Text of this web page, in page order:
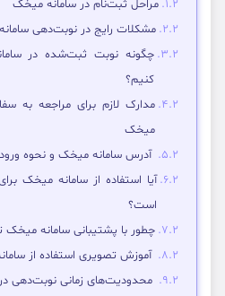
مراحل ثبت‌نام در سامانه میخک
مشکلات رایج در نوبت‌دهی
چگونه نوبت ثبت‌شده در
کنیم؟
مدارک لازم برای مراجعه به
میخک
آدرس سامانه میخک و نحوه
آیا استفاده از سامانه میخک
است؟
چطور با پشتیبانی سامانه
آموزش تصویری استفاده از
محدودیت‌های زمانی نوبت‌دهی